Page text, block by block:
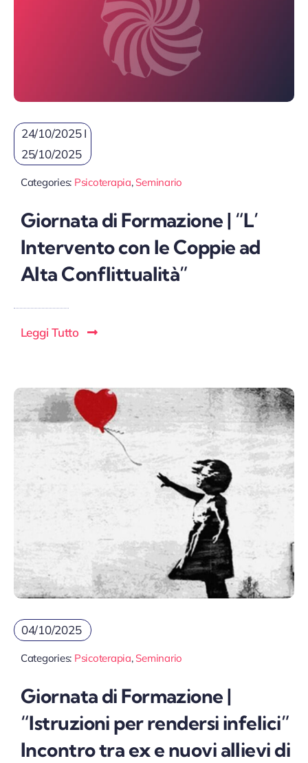
24/10/2025 I
25/10/2025
Categories: Psicoterapia, Seminario
Giornata di Formazione | “L’
Intervento con le Coppie ad
Alta Conflittualità”
Leggi Tutto
04/10/2025
Categories: Psicoterapia, Seminario
Giornata di Formazione |
“Istruzioni per rendersi infelici”
Incontro tra ex e nuovi allievi di